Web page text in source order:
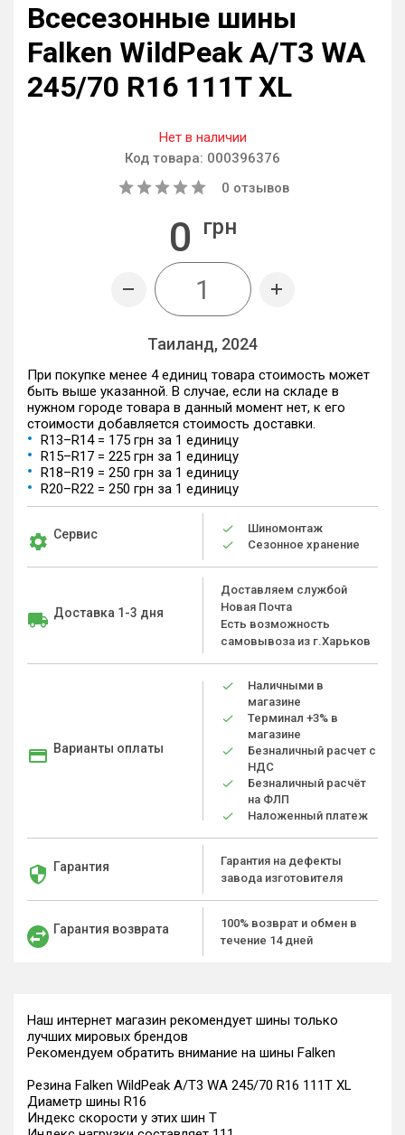
Всесезонные шины
Falken WildPeak A/T3 WA
245/70 R16 111T XL
Нет в наличии
Код товара: 000396376
0 отзывов
0 грн
Таиланд, 2024
При покупке менее 4 единиц товара стоимость может
быть выше указанной. В случае, если на складе в
нужном городе товара в данный момент нет, к его
стоимости добавляется стоимость доставки.
R13–R14 = 175 грн за 1 единицу
R15–R17 = 225 грн за 1 единицу
R18–R19 = 250 грн за 1 единицу
R20–R22 = 250 грн за 1 единицу
Сервис
Шиномонтаж
Сезонное хранение
Доставка 1-3 дня
Доставляем службой
Новая Почта
Есть возможность
самовывоза из г.Харьков
Варианты оплаты
Наличными в
магазине
Терминал +3% в
магазине
Безналичный расчет с
НДС
Безналичный расчёт
на ФЛП
Наложенный платеж
Гарантия
Гарантия на дефекты
завода изготовителя
Гарантия возврата
100% возврат и обмен в
течение 14 дней
Наш интернет магазин рекомендует шины только
лучших мировых брендов
Рекомендуем обратить внимание на шины Falken
Резина Falken WildPeak A/T3 WA 245/70 R16 111T XL
Диаметр шины R16
Индекс скорости у этих шин T